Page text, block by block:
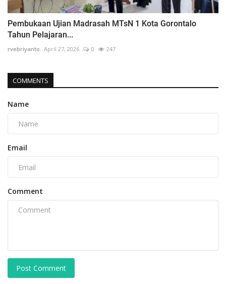
Pembukaan Ujian Madrasah MTsN 1 Kota Gorontalo
Tahun Pelajaran...
rvebriyanto April 27, 2026 0 247
COMMENTS
Name
Email
Comment
Post Comment